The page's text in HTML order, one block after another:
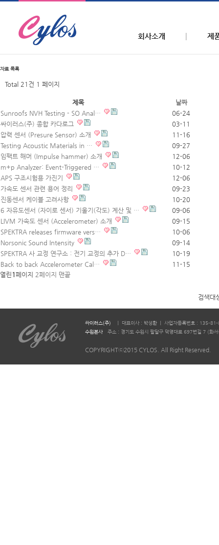
회사소개 제
자료목록
Total 21건 1 페이지
제목
날짜
Sunroofs NVH Testing - SO Anal…
06-24
싸이러스(주) 종합 카다로그
03-11
압력 센서 (Presure Sensor) 소개
11-16
Testing Acoustic Materials in …
09-27
임팩트 해머 (Impulse hammer) 소개
12-06
m+p Analyzer: Event-Triggered …
10-12
APS 구조시험용 가진기
12-06
가속도 센서 관련 용어 정리
09-23
진동센서 케이블 고려사항
10-20
6 자유도센서 (자이로 센서) 기울기(각도) 계산 및 …
09-06
LIVM 가속도 센서 (Accelerometer) 소개
09-15
SPEKTRA releases firmware vers…
10-06
Norsonic Sound Intensity
09-14
SPEKTRA 사 교정 연구소 : 전기 교정의 추가 D…
10-19
Back to back Accelerometer Cal…
11-15
열린 1페이지 2페이지 맨끝
검색대
싸이러스(주)
ㅣ 대표이사 : 박성환 ㅣ 사업자등록번호 : 135-
수원본사
주소 : 경기도 수원시 팔달구 덕영대로 697번길 7 (
COPYRIGHTⓒ2015 CYLOS. All Right Reserved.